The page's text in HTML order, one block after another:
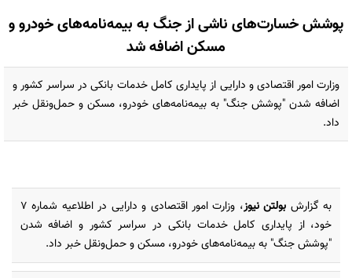
پوشش خسارت‌های ناشی از جنگ به بیمه‌نامه‌های خودرو و
مسکن اضافه شد
وزارت امور اقتصادی و دارایی از پایداری کامل خدمات بانکی در سراسر کشور و
اضافه شدن "پوشش جنگ" به بیمه‌نامه‌های خودرو، مسکن و حمل‌ونقل خبر
داد.
به گزارش بولتن نیوز
، وزارت امور اقتصادی و دارایی در اطلاعیه شماره ۷
خود، از پایداری کامل خدمات بانکی در سراسر کشور و اضافه شدن
"پوشش جنگ" به بیمه‌نامه‌های خودرو، مسکن و حمل‌ونقل خبر داد.